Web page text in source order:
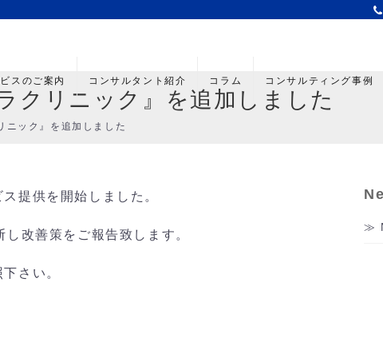
スのご案内 コンサルタント紹介 コラム コンサルティング事例
クリニック』を追加しました
ニック』を追加しました
提供を開始しました。
改善策をご報告致します。
さい。